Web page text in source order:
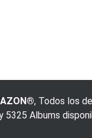
, Todos los
5325 Albums